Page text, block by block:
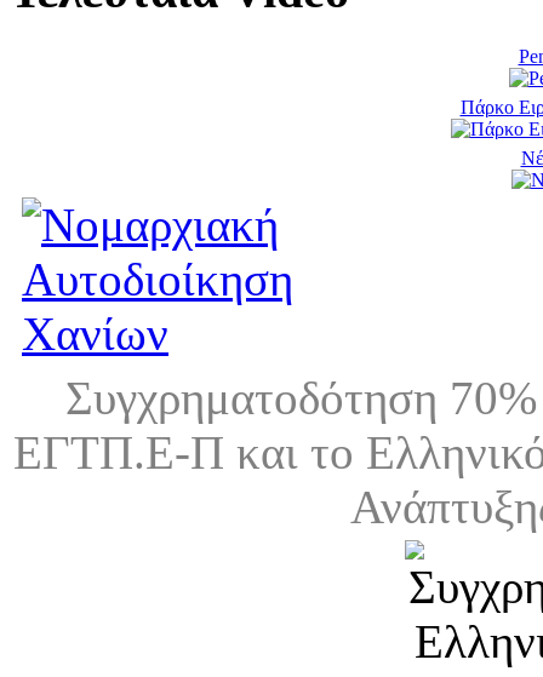
Πάρκο
Συγχρηματοδότηση
ΕΓΤΠ.Ε-Π και το